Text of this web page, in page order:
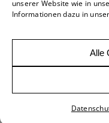
unserer Website wie in
Informationen dazu in
Alle
Zahlungsweisen
© 2026